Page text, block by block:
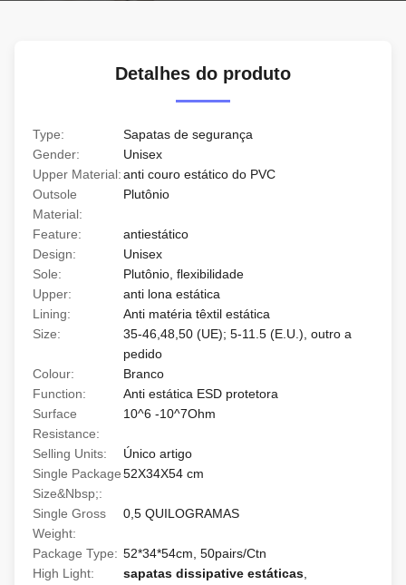
Detalhes do produto
Type:
Sapatas de segurança
Gender:
Unisex
Upper Material:anti couro estático do PVC
Outsole
Material:
Plutônio
Feature:
antiestático
Design:
Unisex
Sole:
Plutônio, flexibilidade
Upper:
anti lona estática
Lining:
Anti matéria têxtil estática
Size:
35-46,48,50 (UE); 5-11.5 (E.U.), outro a
pedido
Colour:
Branco
Function:
Anti estática ESD protetora
Surface
Resistance:
10^6 -10^7Ohm
Selling Units:
Único artigo
Single Package
Size&Nbsp;:
52X34X54 cm
Single Gross
Weight:
0,5 QUILOGRAMAS
Package Type: 52*34*54cm, 50pairs/Ctn
High Light:
sapatas dissipative estáticas